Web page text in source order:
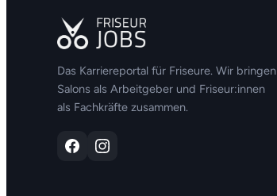
Das Karriereportal für Friseure. Wir bringen
Salons als Arbeitgeber und Friseur:innen
als Fachkräfte zusammen.